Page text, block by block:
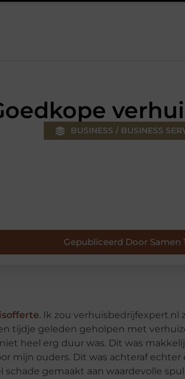
klus
BUSINESS / BUSINESS
Gepubliceerd Door Samen
. Ik zou verhuisbedrijfexpert.nl
tijdje geleden geholpen met
heel erg duur was. Dit was
mijn ouders. Dit was achteraf
gemaakt aan waardevolle